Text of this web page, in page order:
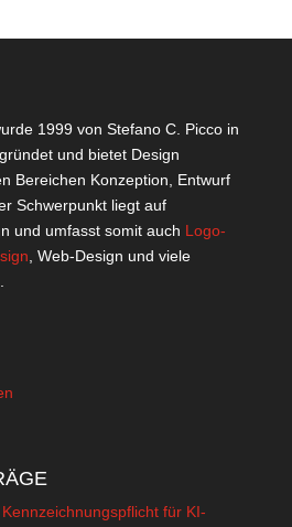
1999 von Stefano C. Picco in
und bietet Design
Bereichen Konzeption, Entwurf
Schwerpunkt liegt auf
und umfasst somit auch Logo-
, Web-Design und viele
für KI-